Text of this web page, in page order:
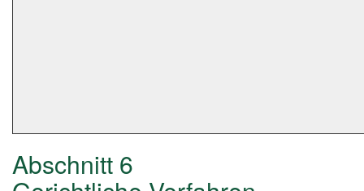
Abschnitt 6